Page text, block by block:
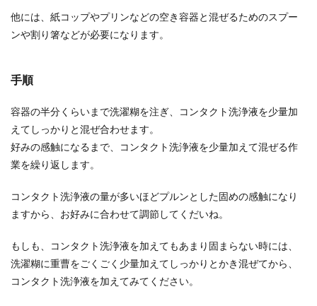
他には、紙コップやプリンなどの空き容器と混ぜるためのスプー
ンや割り箸などが必要になります。
手順
容器の半分くらいまで洗濯糊を注ぎ、コンタクト洗浄液を少量加
えてしっかりと混ぜ合わせます。
好みの感触になるまで、コンタクト洗浄液を少量加えて混ぜる作
業を繰り返します。
コンタクト洗浄液の量が多いほどプルンとした固めの感触になり
ますから、お好みに合わせて調節してくだいね。
もしも、コンタクト洗浄液を加えてもあまり固まらない時には、
洗濯糊に重曹をごくごく少量加えてしっかりとかき混ぜてから、
コンタクト洗浄液を加えてみてください。